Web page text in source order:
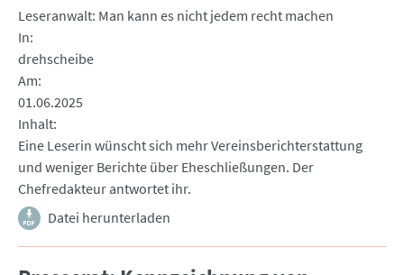
Leseranwalt: Man kann es nicht jedem recht machen
In
drehscheibe
Am
01.06.2025
Inhalt
Eine Leserin wünscht sich mehr Vereinsberichterstattung
und weniger Berichte über Eheschließungen. Der
Chefredakteur antwortet ihr.
Datei herunterladen